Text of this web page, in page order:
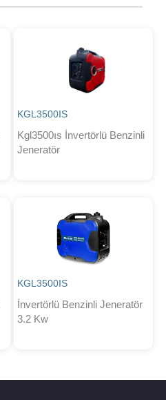
KGL3500IS
Kgl3500ıs İnvertörlü Benzinli
Jeneratör
KGL3500IS
İnvertörlü Benzinli Jeneratör
3.2 Kw